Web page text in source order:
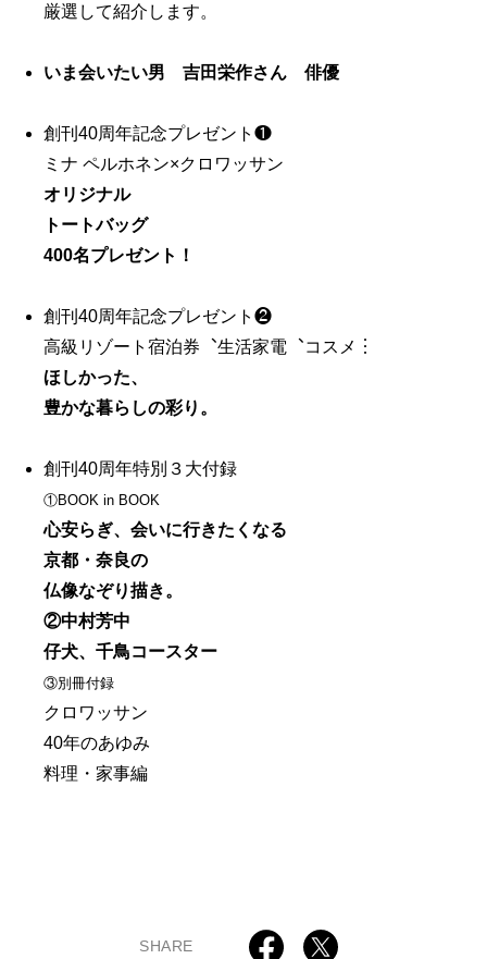
厳選して紹介します。
いま会いたい男 吉田栄作さん 俳優
創刊40周年記念プレゼント❶
ミナ ペルホネン×クロワッサン
オリジナル
トートバッグ
400名プレゼント！
創刊40周年記念プレゼント❷
高級リゾート宿泊券︑生活家電︑コスメ︙
ほしかった、
豊かな暮らしの彩り。
創刊40周年特別３大付録
①BOOK in BOOK
心安らぎ、会いに行きたくなる
京都・奈良の
仏像なぞり描き。
②中村芳中
仔犬、千鳥コースター
③別冊付録
クロワッサン
40年のあゆみ
料理・家事編
SHARE